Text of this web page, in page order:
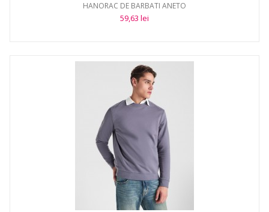
HANORAC DE BARBATI ANETO
59,63 lei